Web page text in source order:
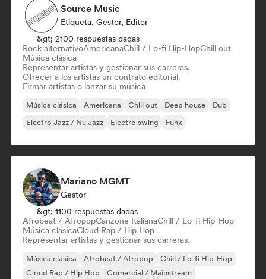
Source Music
Etiqueta, Gestor, Editor
&gt; 2100 respuestas dadas
Rock alternativoAmericanaChill / Lo-fi Hip-HopChill out
Música clásica
Representar artistas y gestionar sus carreras.
Ofrecer a los artistas un contrato editorial.
Firmar artistas o lanzar su música
Música clásica Americana Chill out Deep house
Dub
Electro Jazz / Nu Jazz
Electro swing Funk
Mariano MGMT
Gestor
&gt; 1100 respuestas dadas
Afrobeat / AfropopCanzone ItalianaChill / Lo-fi Hip-Hop
Música clásicaCloud Rap / Hip Hop
Representar artistas y gestionar sus carreras.
Música clásica Afrobeat / Afropop
Chill / Lo-fi Hip-Hop
Cloud Rap / Hip Hop
Comercial / Mainstream